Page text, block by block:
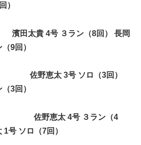
）
号 ３ラン（8回） 長岡
9回）
佐野恵太 3号 ソロ（3回）
3回）
4号 ３ラン（4
号 ソロ（7回）